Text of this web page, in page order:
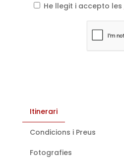
He llegit i accepto les
Itinerari
Condicions i Preus
Fotografies